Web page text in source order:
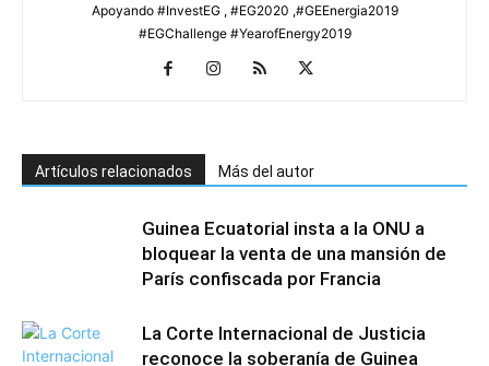
Apoyando #InvestEG , #EG2020 ,#GEEnergia2019
#EGChallenge #YearofEnergy2019
Artículos relacionados Más del autor
Guinea Ecuatorial insta a la ONU a
bloquear la venta de una mansión de
París confiscada por Francia
La Corte Internacional de Justicia
reconoce la soberanía de Guinea